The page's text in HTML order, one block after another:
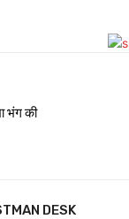
भंग की
DESK